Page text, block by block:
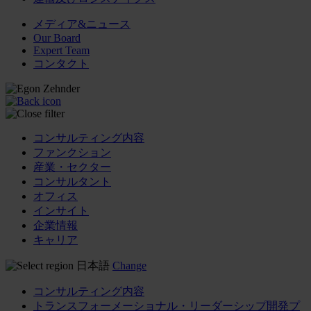
メディア&ニュース
Our Board
Expert Team
コンタクト
コンサルティング内容
ファンクション
産業・セクター
コンサルタント
オフィス
インサイト
企業情報
キャリア
日本語 Change
コンサルティング内容
トランスフォーメーショナル・リーダーシップ開発プ